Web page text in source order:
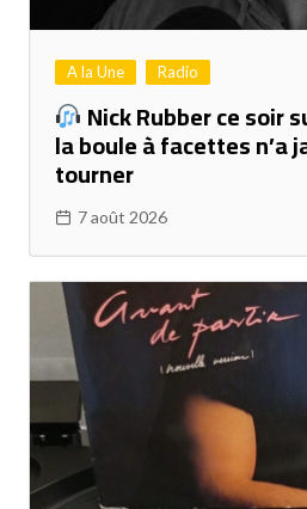
A la Une Radio
Nick Rubber ce soir
la boule à facettes n’a
tourner
7 août 2026